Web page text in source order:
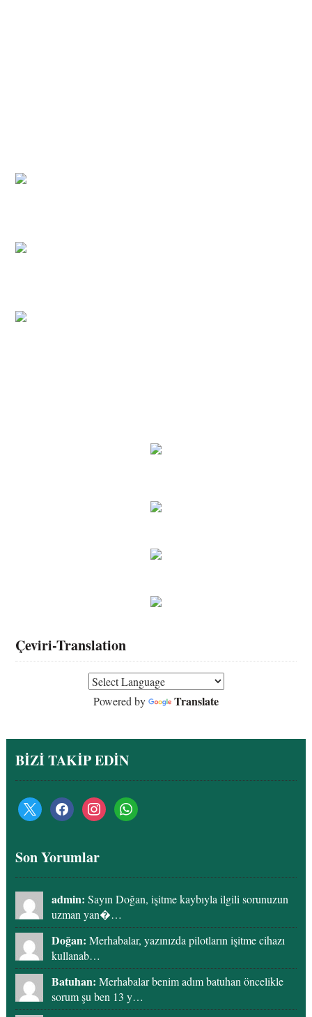
Çeviri-Translation
Powered by Translate
BİZİ TAKİP EDİN
Son Yorumlar
admin: Sayın Doğan, işitme kaybıyla ilgili sorunuzun
uzman yan�…
Doğan: Merhabalar, yazınızda pilotların işitme cihazı
kullanab…
Batuhan: Merhabalar benim adım batuhan öncelikle
sorum şu ben 13 y…